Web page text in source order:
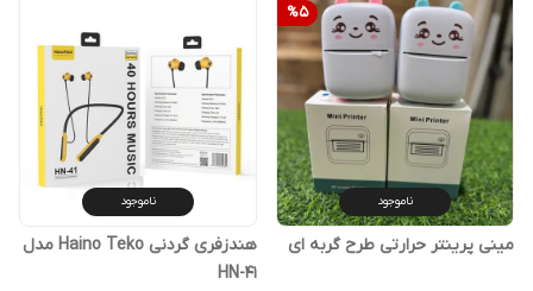
%5
ناموجود
مینی پرینتر حرارتی طرح گربه ای
ناموجود
هندزفری گردنی Haino Teko مدل
HN-41